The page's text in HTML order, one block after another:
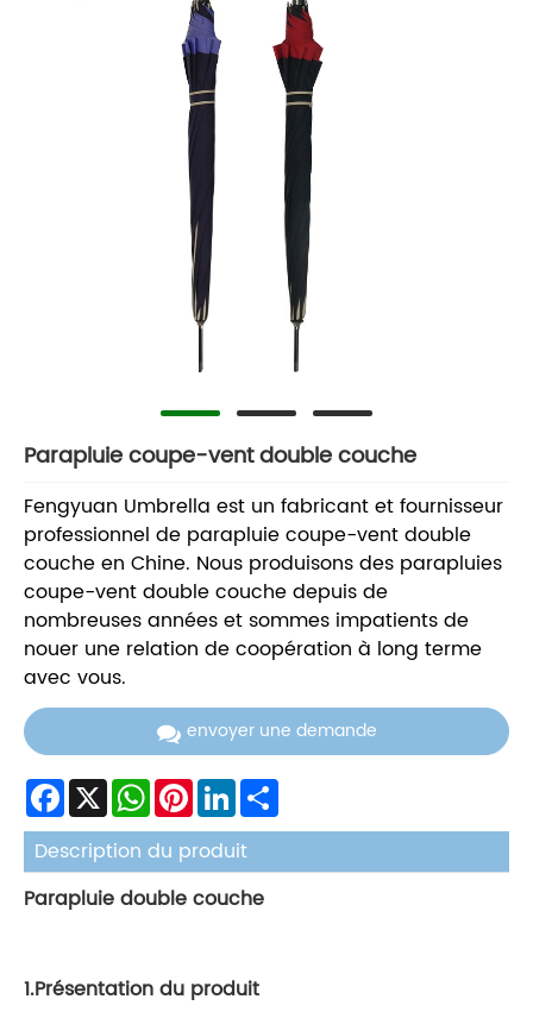
Parapluie coupe-vent double couche
Fengyuan Umbrella est un fabricant et fournisseur
professionnel de parapluie coupe-vent double
couche en Chine. Nous produisons des parapluies
coupe-vent double couche depuis de
nombreuses années et sommes impatients de
nouer une relation de coopération à long terme
avec vous.
envoyer une demande
Facebook
X WhatsAppPinterestLinkedIn
Description du produit
Parapluie double couche
1.Présentation du produit